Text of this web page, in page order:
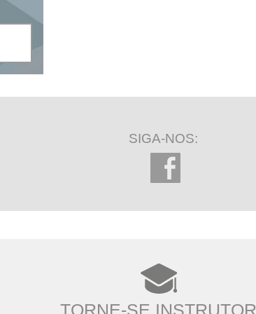
SIGA-NOS:
TORNE-SE INSTRUTOR